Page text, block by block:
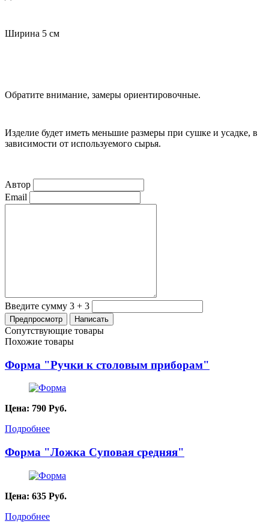
Ширина 5 см
Обратите внимание, замеры ориентировочные.
Изделие будет иметь меньшие размеры при сушке и усадке, в
зависимости от используемого сырья.
Автор
Email
Введите сумму 3 + 3
Сопутствующие товары
Похожие товары
Форма "Ручки к столовым приборам"
Цена: 790 Руб.
Подробнее
Форма "Ложка Суповая средняя"
Цена: 635 Руб.
Подробнее